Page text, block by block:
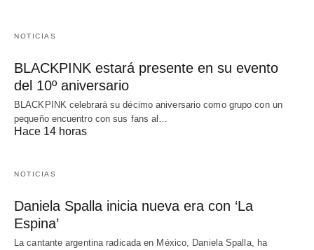
NOTICIAS
BLACKPINK estará presente en su evento
del 10º aniversario
BLACKPINK celebrará su décimo aniversario como grupo con un
pequeño encuentro con sus fans al…
Hace 14 horas
NOTICIAS
Daniela Spalla inicia nueva era con ‘La
Espina’
La cantante argentina radicada en México, Daniela Spalla, ha